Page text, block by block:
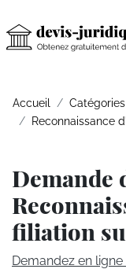
Accueil
Reconnaissance
Demande
filiation
Demandez en